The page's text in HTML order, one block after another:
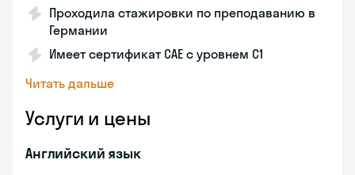
Проходила стажировки по преподаванию в
Германии
Имеет сертификат САЕ с уровнем С1
Читать дальше
Услуги и цены
Английский язык